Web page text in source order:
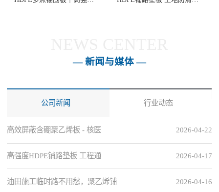
— 新闻与媒体 —
公司新闻 行业动态
2026-04-22
高效屏蔽含硼聚乙烯板 - 核医
2026-04-17
高强度HDPE铺路垫板 工程通
2026-04-16
油田施工临时路不用愁，聚乙烯铺